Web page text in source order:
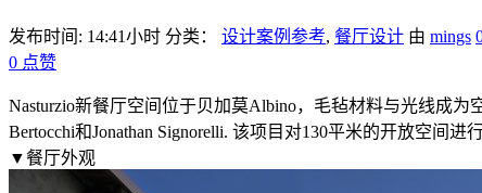
发布时间: 14:41小时 分类： 设计案例参考, 餐厅设计 由 mings
0 点赞
Nasturzio新餐厅空间位于贝加莫Albino，毛毡材料与光线成
Bertocchi和Jonathan Signorelli. 该项目对130平米的开放空间
▼餐厅外观